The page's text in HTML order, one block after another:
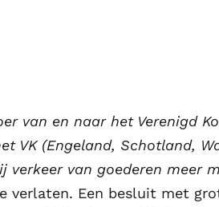
van en naar het Verenigd
VK (Engeland, Schotland,
verkeer van goederen meer
verlaten. Een besluit met